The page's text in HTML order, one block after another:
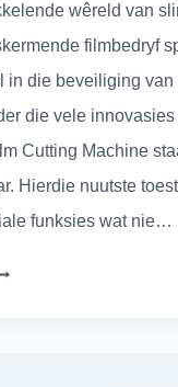
wêreld van
filmbedryf
in die beveiliging
die vele
Cutting Machine
Hierdie nuutste
funksies wat nie…